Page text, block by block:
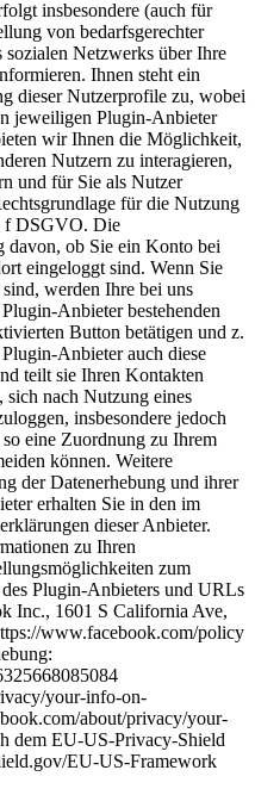
insbesondere (auch für
von bedarfsgerechter
sozialen Netzwerks über Ihre
Ihnen steht ein
dieser Nutzerprofile zu, wobei
jeweiligen Plugin-Anbieter
wir Ihnen die Möglichkeit,
Nutzern zu interagieren,
und für Sie als Nutzer
für die Nutzung
f DSGVO. Die
davon, ob Sie ein Konto bei
eingeloggt sind. Wenn Sie
werden Ihre bei uns
Anbieter bestehenden
Button betätigen und z.
Anbieter auch diese
teilt sie Ihren Kontakten
nach Nutzung eines
insbesondere jedoch
eine Zuordnung zu Ihrem
können. Weitere
der Datenerhebung und ihrer
erhalten Sie in den im
dieser Anbieter.
zu Ihren
zum
Plugin-Anbieters und URLs
Inc., 1601 S California Ave,
www.facebook.com/policy
your-info-on-
about/privacy/your-
dem EU-US-Privacy-Shield
EU-US-Framework